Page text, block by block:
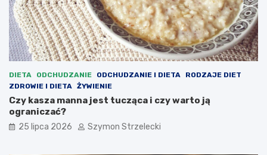
DIETA ODCHUDZANIE ODCHUDZANIE I DIETA
RODZAJE DIET
ZDROWIE I DIETA ŻYWIENIE
Czy kasza manna jest tucząca i czy warto ją
ograniczać?
25 lipca 2026 Szymon Strzelecki